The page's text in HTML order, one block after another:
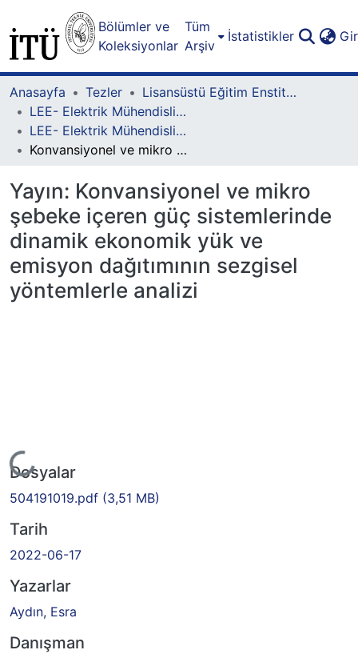
Bölümler ve
Koleksiyonlar
Tüm
Arşiv
İstatistikler
Anasayfa Tezler
Lisansüstü Eğitim Enstitüsü
LEE- Elektrik Mühendisliği Lisansüstü Programı
LEE- Elektrik Mühendisliği-Yüksek Lisans
Konvansiyonel ve mikro şebeke içeren güç sistemlerinde dinamik ekonomik yük ve emisyon dağıtımının sezgisel yöntemlerle analizi
Yayın: Konvansiyonel ve mikro
şebeke içeren güç sistemlerinde
dinamik ekonomik yük ve
emisyon dağıtımının sezgisel
yöntemlerle analizi
Yükleniyor...
Dosyalar
504191019.pdf (3,51 MB)
Tarih
2022-06-17
Yazarlar
Aydın, Esra
Danışman